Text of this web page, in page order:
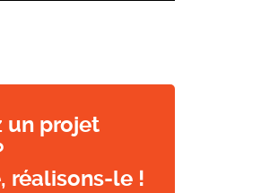
un projet
réalisons-le !